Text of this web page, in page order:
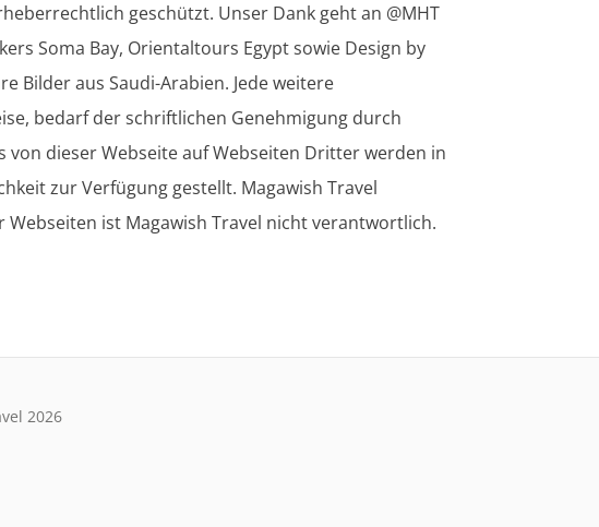
geschützt. Unser Dank geht an @MHT
Soma Bay, Orientaltours Egypt sowie Design by
Bilder aus Saudi-Arabien. Jede weitere
bedarf der schriftlichen Genehmigung durch
von dieser Webseite auf Webseiten Dritter werden in
zur Verfügung gestellt. Magawish Travel
ist Magawish Travel nicht verantwortlich.
2026